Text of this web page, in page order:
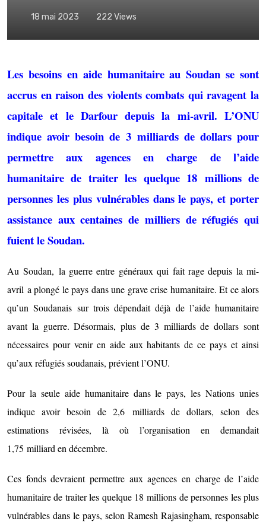
18 mai 2023 222 Views
Les besoins en aide humanitaire au Soudan se sont
accrus en raison des violents combats qui ravagent la
capitale et le Darfour depuis la mi-avril. L’ONU
indique avoir besoin de 3 milliards de dollars pour
permettre aux agences en charge de l’aide
humanitaire de traiter les quelque 18 millions de
personnes les plus vulnérables dans le pays, et porter
assistance aux centaines de milliers de réfugiés qui
fuient le Soudan.
AuSoudan, la guerre entre généraux qui fait rage depuis la mi-
avril a plongé le pays dans une grave crise humanitaire. Et ce alors
qu’un Soudanais sur trois dépendait déjà de l’aide humanitaire
avant la guerre. Désormais, plus de 3 milliards de dollars sont
nécessaires pour venir en aide aux habitants de ce pays et ainsi
qu’aux réfugiés soudanais, prévient l’ONU.
Pour la seule aide humanitaire dans le pays, les Nations unies
indique avoir besoin de 2,6 milliards de dollars, selon des
estimations révisées, là où l’organisation en demandait
1,75 milliard en décembre.
Ces fonds devraient permettre aux agences en charge de l’aide
humanitaire de traiter les quelque 18 millions de personnes les plus
vulnérables dans le pays, selon Ramesh Rajasingham, responsable